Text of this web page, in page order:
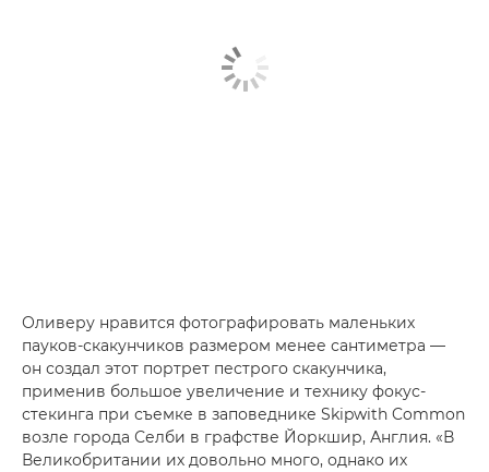
Оливеру нравится фотографировать маленьких
пауков-скакунчиков размером менее сантиметра —
он создал этот портрет пестрого скакунчика,
применив большое увеличение и технику фокус-
стекинга при съемке в заповеднике Skipwith Common
возле города Селби в графстве Йоркшир, Англия. «В
Великобритании их довольно много, однако их